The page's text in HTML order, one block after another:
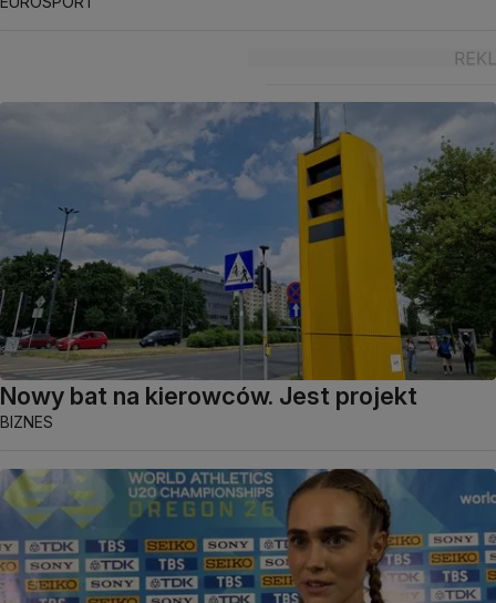
Nowy bat na kierowców. Jest projekt
BIZNES